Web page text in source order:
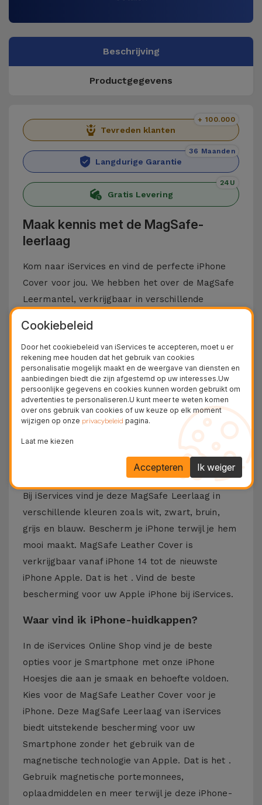
Beschrijving
Productgegevens
Tevreden klanten
+ 100.000
Langdurige Garantie
36 Maanden
Gratis Levering
24U
Maak kennis met de MagSafe-
leerlaag
Kom naar iServices en vind de perfecte iPhone
Cover voor jou. We hebben het over de MagSafe
Leermantel, verkrijgbaar in verschillende
compatibel met de modellen
14en het nieuwste model van de Apple, De
iPhone 16eniPhone 17.
De iPhone Leather Covers bieden meer dan
alleen maar bescherming voor je smartphone,
ze geven je telefoon een speciale, verfijnde
touch. Pas je smartphone aan aan je
persoonlijkheid en laat je uiten. Dankzij de
elegante kleuren kan je iPhone zich
onderscheiden met deze leerlaag.
Bij iServices vind je deze MagSafe Leerlaag in
verschillende kleuren zoals wit, zwart, bruin,
grijs en blauw. Bescherm je iPhone terwijl je hem
mooi maakt. MagSafe Leather Cover is
verkrijgbaar vanaf iPhone 14 tot de nieuwste
iPhone Apple. Dat is het . Vind de beste
bescherming voor uw Apple iPhone bij iServices.
Waar vind ik iPhone-huidkappen?
In de iServices Online Shop vind je de beste
opties voor je Smartphone met onze iPhone
Hoesjes die aan je smaak en behoefte voldoen.
Kies voor de MagSafe Leather Cover voor je
iPhone. Deze MagSafe Leerlaag van iServices
biedt uitstekende bescherming voor uw
Smartphone zonder het gebruik van de
magnetische technologie van Apple. Dat is het .
Gebruik magnetische portemonnees,
oplaadmiddelen en meer terwijl je deze iPhone-
Cookiebeleid
Door het cookiebeleid van iServices te accepteren, moet u er
rekening mee houden dat het gebruik van cookies
personalisatie mogelijk maakt en de weergave van diensten en
aanbiedingen biedt die zijn afgestemd op uw interesses.Uw
persoonlijke gegevens en cookies kunnen worden gebruikt om
advertenties te personaliseren.U kunt meer te weten komen
over ons gebruik van cookies of uw keuze op elk moment
wijzigen op onze privacybeleid pagina.
Laat me kiezen
Ik weiger
Accepteren